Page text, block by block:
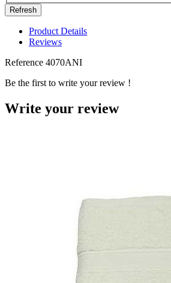
Product Details
Reviews
Reference 4070ANI
Be the first to write your review !
Write your review